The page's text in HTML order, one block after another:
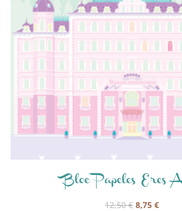
Bloc Papeles Eres
12,50€ El
8,75 €El